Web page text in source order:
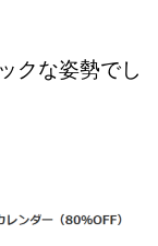
クな姿勢でし